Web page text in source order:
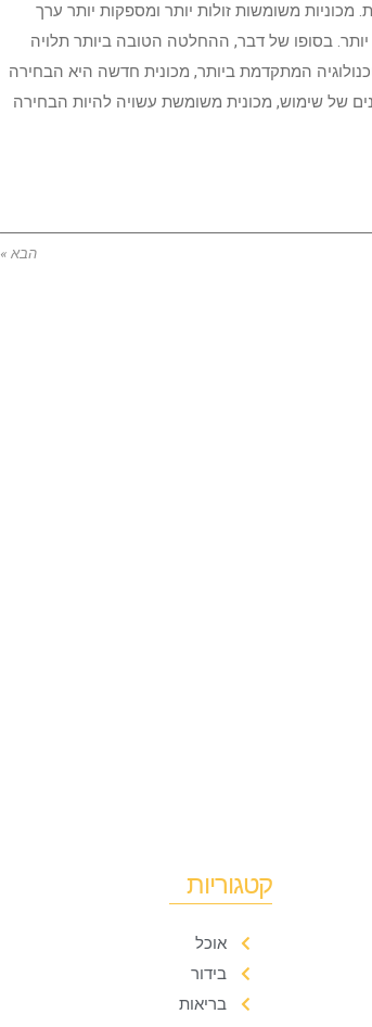
מכוניות משומשות זולות יותר ומספקות יותר ערך
בסופו של דבר, ההחלטה הטובה ביותר תלויה
המתקדמת ביותר, מכונית חדשה היא הבחירה
של שימוש, מכונית משומשת עשויה להיות הבחירה
הבא »
קטגוריות
אוכל
בידור
בריאות